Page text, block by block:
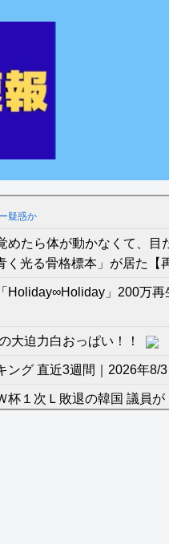
疑惑か
めたら体が動かなくて、目
光る骨格標本」が居た【
Holiday∞Holiday」200万
大迫力白おっぱい！！
ング 直近3週間｜2026年8/
杯１次Ｌ敗退の韓国 議員